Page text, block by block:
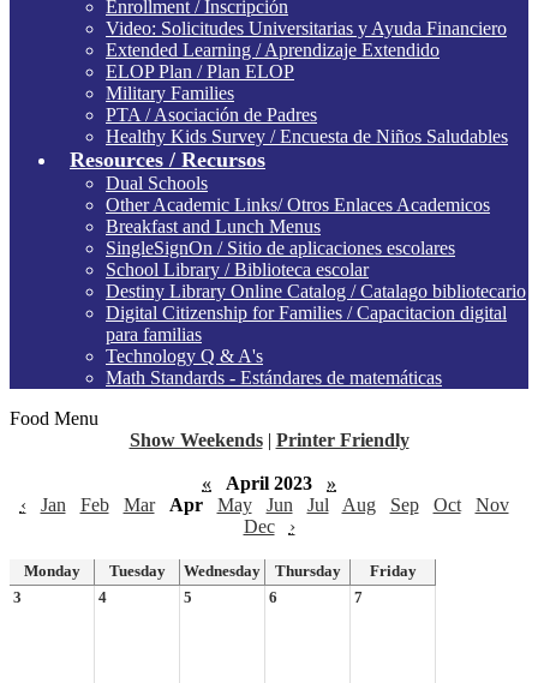
Enrollment / Inscripción
Video: Solicitudes Universitarias y Ayuda Financiero
Extended Learning / Aprendizaje Extendido
ELOP Plan / Plan ELOP
Military Families
PTA / Asociación de Padres
Healthy Kids Survey / Encuesta de Niños Saludables
Resources / Recursos
Dual Schools
Other Academic Links/ Otros Enlaces Academicos
Breakfast and Lunch Menus
SingleSignOn / Sitio de aplicaciones escolares
School Library / Biblioteca escolar
Destiny Library Online Catalog / Catalago bibliotecario
Digital Citizenship for Families / Capacitacion digital
para familias
Technology Q & A's
Math Standards - Estándares de matemáticas
Food Menu
Show Weekends | Printer Friendly
« April 2023
»
‹
Jan Feb Mar Apr May Jun Jul Aug Sep Oct
Nov
Dec
›
Monday Tuesday Wednesday Thursday
Friday
3
4 5 6 7